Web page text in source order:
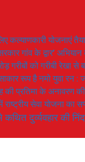
कल्याणकारी योजनाएं
गांव के द्वार’ अभियान
गरीबों को गरीबी रेखा से
रूप है नमो युवा रन :
की प्रतिमा के अनावरण की
सेवा योजना का
दुर्व्यवहार की